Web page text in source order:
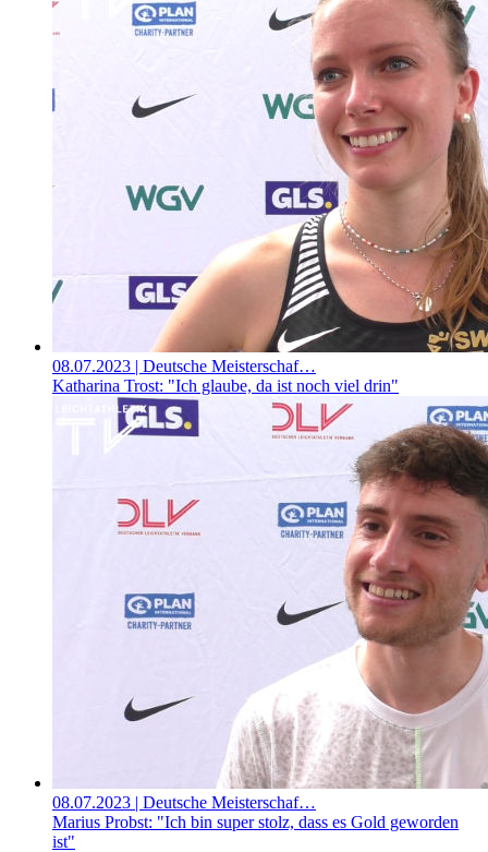
08.07.2023 | Deutsche Meisterschaf…
Katharina Trost: "Ich glaube, da ist noch viel drin"
08.07.2023 | Deutsche Meisterschaf…
Marius Probst: "Ich bin super stolz, dass es Gold geworden
ist"